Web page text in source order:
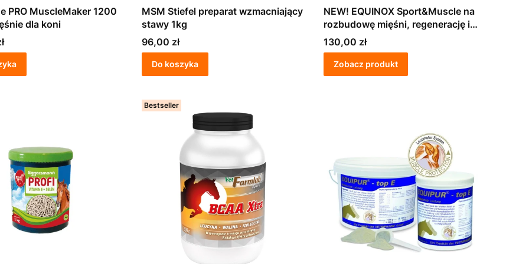
PRO MuscleMaker 1200
dla koni
MSM Stiefel preparat wzmacniający
stawy 1kg
Cena
96,00 zł
Do koszyka
NEW! EQUINOX Sport&Muscle na
rozbudowę mięśni, regenerację i
kondycję koni
Cena
130,00 zł
Zobacz produkt
Bestseller